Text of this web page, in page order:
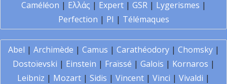
Caméléon | Ελλάς | Expert| GSR| Lygerismes |
Perfection | PI | Télémaques
Abel | Archimède | Camus | Carathéodory| Chomsky|
Dostoïevski | Einstein | Fraïssé | Galois | Kornaros |
Leibniz | Mozart | Sidis | Vincent | Vinci | Vivaldi |